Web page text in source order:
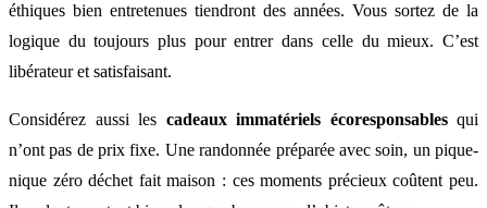
éthiques bien entretenues tiendront des années. Vous sortez de la
logique du toujours plus pour entrer dans celle du mieux. C’est
libérateur et satisfaisant.
Considérez aussi les cadeaux immatériels écoresponsablesqui
n’ont pas de prix fixe. Une randonnée préparée avec soin, un pique-
nique zéro déchet fait maison : ces moments précieux coûtent peu.